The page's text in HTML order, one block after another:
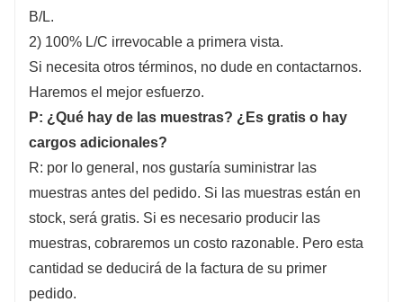
B/L.
2) 100% L/C irrevocable a primera vista.
Si necesita otros términos, no dude en contactarnos.
Haremos el mejor esfuerzo.
P: ¿Qué hay de las muestras? ¿Es gratis o hay
cargos adicionales?
R: por lo general, nos gustaría suministrar las
muestras antes del pedido. Si las muestras están en
stock, será gratis. Si es necesario producir las
muestras, cobraremos un costo razonable. Pero esta
cantidad se deducirá de la factura de su primer
pedido.